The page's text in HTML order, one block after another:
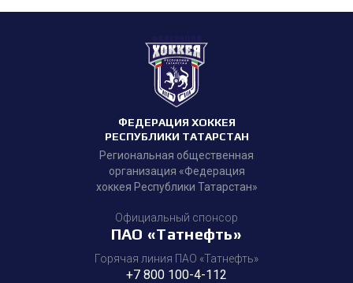
ФЕДЕРАЦИЯ ХОККЕЯ
РЕСПУБЛИКИ ТАТАРСТАН
Региональная общественная
организация «Федерация
хоккея Республики Татарстан»
Официальный спонсор
ПАО «Татнефть»
Горячая линия ПАО «Татнефть»
+7 800 100-4-112